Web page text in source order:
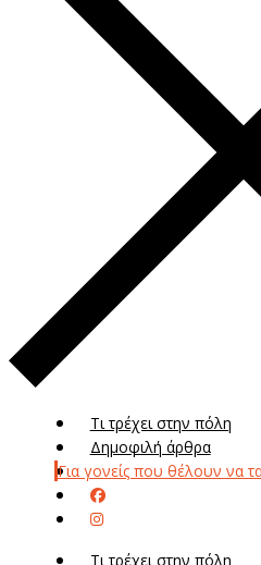
Τι τρέχει στην πόλη
Δημοφιλή άρθρα
Για γονείς που θέλουν να
Τι τρέχει στην πόλη